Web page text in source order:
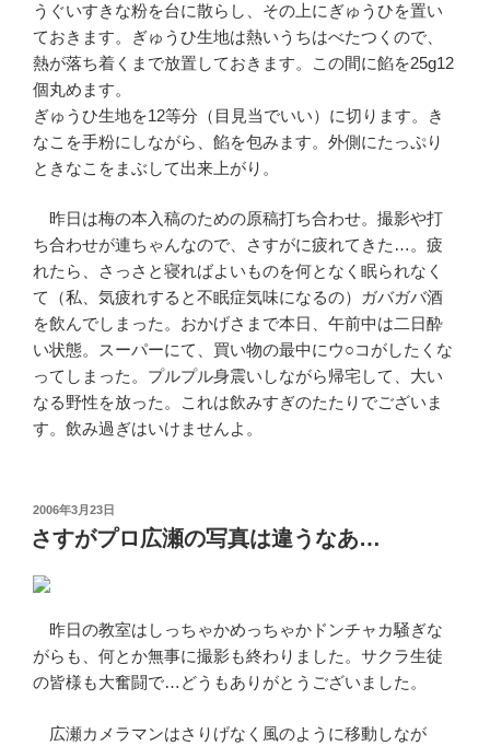
うぐいすきな粉を台に散らし、その上にぎゅうひを置い
ておきます。ぎゅうひ生地は熱いうちはべたつくので、
熱が落ち着くまで放置しておきます。この間に餡を25g12
個丸めます。
ぎゅうひ生地を12等分（目見当でいい）に切ります。き
なこを手粉にしながら、餡を包みます。外側にたっぷり
ときなこをまぶして出来上がり。
昨日は梅の本入稿のための原稿打ち合わせ。撮影や打
ち合わせが連ちゃんなので、さすがに疲れてきた…。疲
れたら、さっさと寝ればよいものを何となく眠られなく
て（私、気疲れすると不眠症気味になるの）ガバガバ酒
を飲んでしまった。おかげさまで本日、午前中は二日酔
い状態。スーパーにて、買い物の最中にウ○コがしたくな
ってしまった。プルプル身震いしながら帰宅して、大い
なる野性を放った。これは飲みすぎのたたりでございま
す。飲み過ぎはいけませんよ。
投
稿
日:
2006年3月23日
さすがプロ広瀬の写真は違うなあ…
昨日の教室はしっちゃかめっちゃかドンチャカ騒ぎな
がらも、何とか無事に撮影も終わりました。サクラ生徒
の皆様も大奮闘で…どうもありがとうございました。
広瀬カメラマンはさりげなく風のように移動しなが